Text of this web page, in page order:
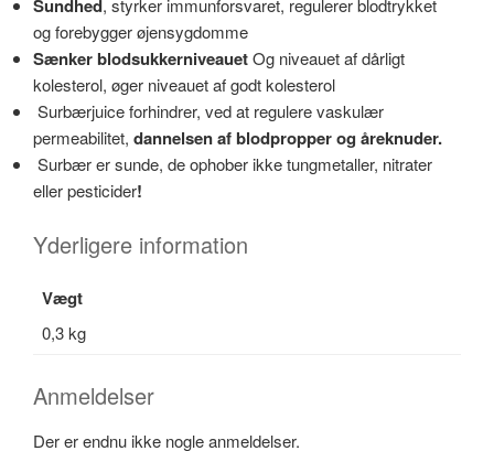
Sundhed, styrker immunforsvaret, regulerer blodtrykket
og forebygger øjensygdomme
Sænker blodsukkerniveauetOg niveauet af dårligt
kolesterol, øger niveauet af godt kolesterol
Surbærjuice forhindrer, ved at regulere vaskulær
permeabilitet, dannelsen af blodpropper og åreknuder.
Surbær er sunde, de ophober ikke tungmetaller, nitrater
eller pesticider!
Yderligere information
Vægt
0,3 kg
Anmeldelser
Der er endnu ikke nogle anmeldelser.